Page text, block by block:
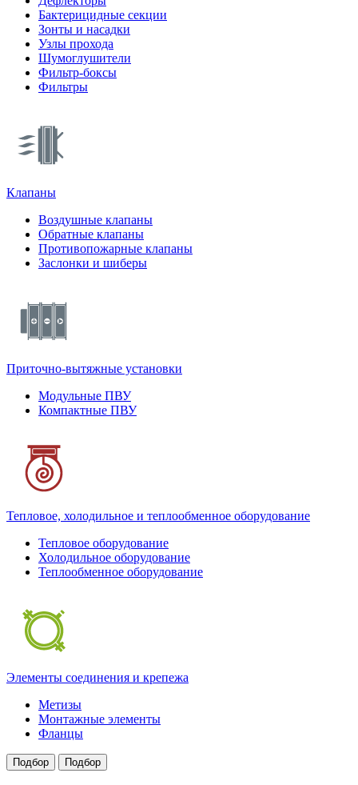
Бактерицидные секции
Зонты и насадки
Узлы прохода
Шумоглушители
Фильтр-боксы
Фильтры
Клапаны
Воздушные клапаны
Обратные клапаны
Противопожарные клапаны
Заслонки и шиберы
Приточно-вытяжные установки
Модульные ПВУ
Компактные ПВУ
Тепловое, холодильное и теплообменное оборудование
Тепловое оборудование
Холодильное оборудование
Теплообменное оборудование
Элементы соединения и крепежа
Метизы
Монтажные элементы
Фланцы
Подбор Подбор